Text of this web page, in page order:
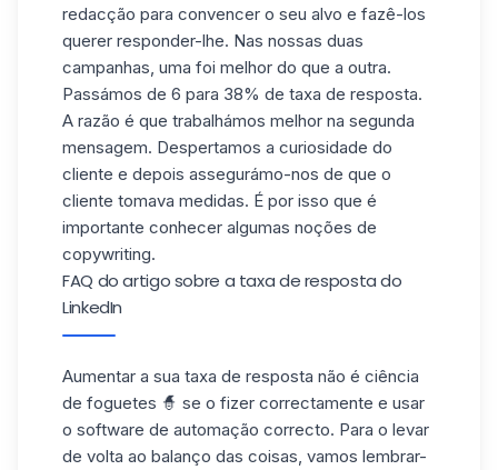
redacção para convencer o seu alvo e fazê-los
querer responder-lhe. Nas nossas duas
campanhas, uma foi melhor do que a outra.
Passámos de 6 para 38% de taxa de resposta.
A razão é que trabalhámos melhor na segunda
mensagem. Despertamos a curiosidade do
cliente e depois assegurámo-nos de que o
cliente tomava medidas. É por isso que é
importante conhecer algumas noções de
copywriting.
FAQ do artigo sobre a taxa de resposta do
LinkedIn
Aumentar a sua taxa de resposta não é ciência
de foguetes 🧙 se o fizer correctamente e usar
o software de automação correcto. Para o levar
de volta ao balanço das coisas, vamos lembrar-